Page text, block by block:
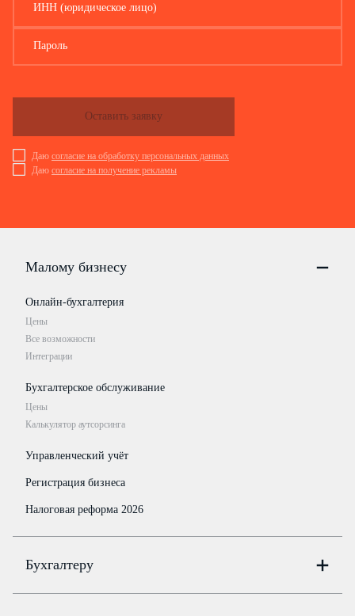
ИНН (юридическое лицо)
Пароль
Даю согласие на обработку персональных данных
Даю согласие на получение рекламы
Оставить заявку
Малому бизнесу
Онлайн-бухгалтерия
Цены
Все возможности
Интеграции
Бухгалтерское обслуживание
Цены
Калькулятор аутсорсинга
Управленческий учёт
Регистрация бизнеса
Налоговая реформа 2026
Бухгалтеру